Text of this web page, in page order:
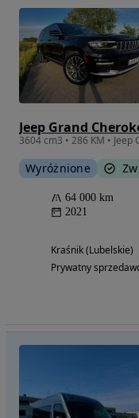
Jeep Grand
Wyróżnione
64 000 km
2021
Kraśnik (Lubelskie)
Prywatny